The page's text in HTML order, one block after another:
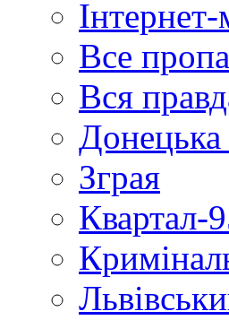
Все
Вся
Донецька
Зграя
Квартал-